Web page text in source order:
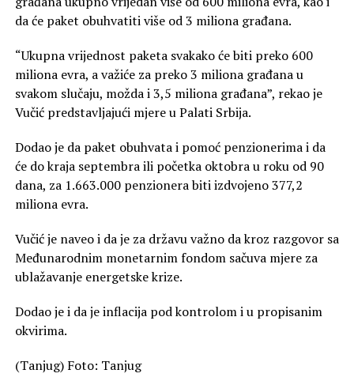
da će paket obuhvatiti više od 3 miliona građana.
“Ukupna vrijednost paketa svakako će biti preko 600
miliona evra, a važiće za preko 3 miliona građana u
svakom slučaju, možda i 3,5 miliona građana”, rekao je
Vučić predstavljajući mjere u Palati Srbija.
Dodao je da paket obuhvata i pomoć penzionerima i da
će do kraja septembra ili početka oktobra u roku od 90
dana, za 1.663.000 penzionera biti izdvojeno 377,2
miliona evra.
Vučić je naveo i da je za državu važno da kroz razgovor sa
Međunarodnim monetarnim fondom sačuva mjere za
ublažavanje energetske krize.
Dodao je i da je inflacija pod kontrolom i u propisanim
okvirima.
(Tanjug) Foto: Tanjug